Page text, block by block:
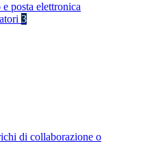
posta elettronica
3
di collaborazione o